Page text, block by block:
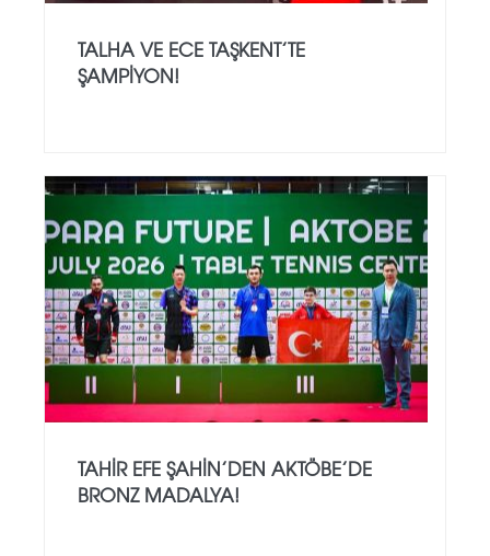
TALHA VE ECE TAŞKENT’TE
ŞAMPIYON!
TAHIR EFE ŞAHIN’DEN AKTÖBE’DE
BRONZ MADALYA!